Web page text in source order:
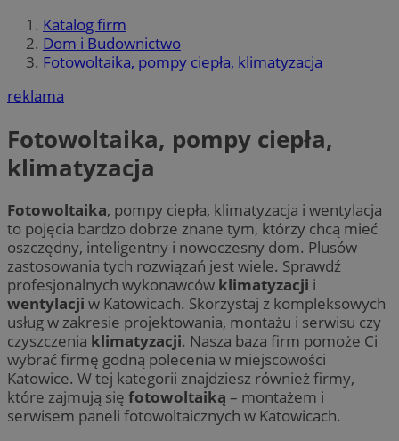
Katalog firm
Dom i Budownictwo
Fotowoltaika, pompy ciepła, klimatyzacja
reklama
Fotowoltaika, pompy ciepła,
klimatyzacja
Fotowoltaika, pompy ciepła, klimatyzacja i wentylacja
to pojęcia bardzo dobrze znane tym, którzy chcą mieć
oszczędny, inteligentny i nowoczesny dom. Plusów
zastosowania tych rozwiązań jest wiele. Sprawdź
profesjonalnych wykonawców klimatyzacji i
wentylacji w Katowicach. Skorzystaj z kompleksowych
usług w zakresie projektowania, montażu i serwisu czy
czyszczenia klimatyzacji. Nasza baza firm pomoże Ci
wybrać firmę godną polecenia w miejscowości
Katowice. W tej kategorii znajdziesz również firmy,
które zajmują się fotowoltaiką – montażem i
serwisem paneli fotowoltaicznych w Katowicach.